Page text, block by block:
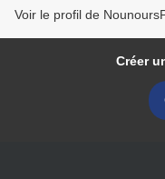
Voir le profil de
Créer